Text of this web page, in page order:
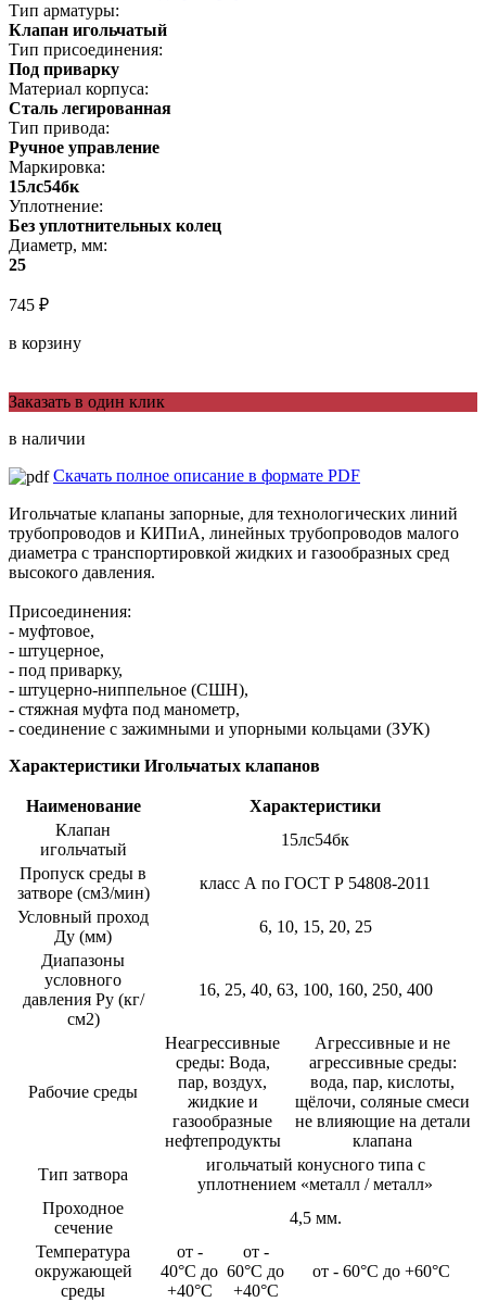
Тип арматуры:
Клапан игольчатый
Тип присоединения:
Под приварку
Материал корпуса:
Сталь легированная
Тип привода:
Ручное управление
Маркировка:
15лс54бк
Уплотнение:
Без уплотнительных колец
Диаметр, мм:
25
745 ₽
в корзину
Заказать в один клик
в наличии
Скачать полное описание в формате PDF
Игольчатые клапаны запорные, для технологических линий
трубопроводов и КИПиА, линейных трубопроводов малого
диаметра с транспортировкой жидких и газообразных сред
высокого давления.
Присоединения:
- муфтовое,
- штуцерное,
- под приварку,
- штуцерно-ниппельное (СШН),
- стяжная муфта под манометр,
- соединение с зажимными и упорными кольцами (ЗУК)
Характеристики Игольчатых клапанов
Наименование
Характеристики
Клапан
игольчатый
15лс54бк
Пропуск среды в
затворе (см3/мин)
класс А по ГОСТ Р 54808-2011
Условный проход
Ду (мм)
6, 10, 15, 20, 25
Диапазоны
условного
давления Ру (кг/
см2)
16, 25, 40, 63, 100, 160, 250, 400
Рабочие среды
Неагрессивные
среды: Вода,
пар, воздух,
жидкие и
газообразные
нефтепродукты
Агрессивные и не
агрессивные среды:
вода, пар, кислоты,
щёлочи, соляные смеси
не влияющие на детали
клапана
Тип затвора
игольчатый конусного типа c
уплотнением «металл / металл»
Проходное
сечение
4,5 мм.
Температура
окружающей
среды
от -
40°С до
+40°С
от -
60°С до
+40°С
от - 60°С до +60°С